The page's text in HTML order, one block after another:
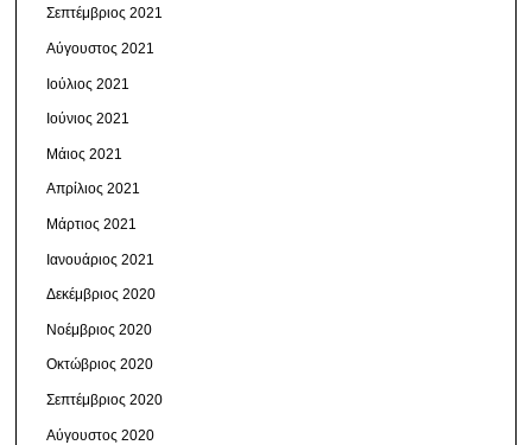
Σεπτέμβριος 2021
Αύγουστος 2021
Ιούλιος 2021
Ιούνιος 2021
Μάιος 2021
Απρίλιος 2021
Μάρτιος 2021
Ιανουάριος 2021
Δεκέμβριος 2020
Νοέμβριος 2020
Οκτώβριος 2020
Σεπτέμβριος 2020
Αύγουστος 2020